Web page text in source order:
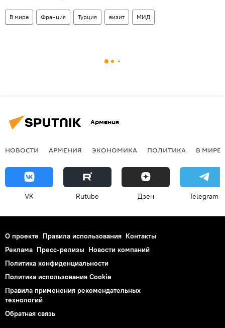
В мире Франция Турция визит МИД
Армения
НОВОСТИ АРМЕНИЯ ЭКОНОМИКА ПОЛИТИКА В МИРЕ
VK Rutube Дзен Telegram
О проекте Правила использования Контакты
Реклама Пресс-релизы Новости компаний
Политика конфиденциальности
Политика использования Cookie
Правила применения рекомендательных
технологий
Обратная связь